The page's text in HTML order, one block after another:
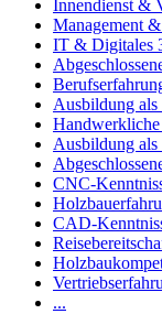
Innendienst &
Management
IT & Digitales
Ausbildung
Ausbildung als
CNC-
CAD-
...